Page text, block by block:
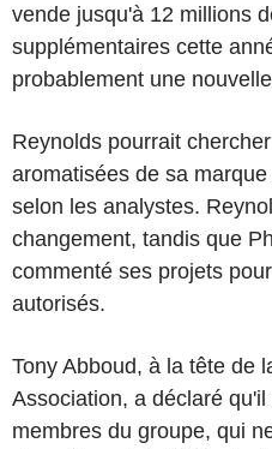
vende jusqu'à 12 millions
supplémentaires cette
probablement une
Reynolds pourrait
aromatisées de sa
selon les analystes.
changement, tandis que
commenté ses projets
autorisés.
Tony Abboud, à la tête de
Association, a déclaré
membres du groupe, qui